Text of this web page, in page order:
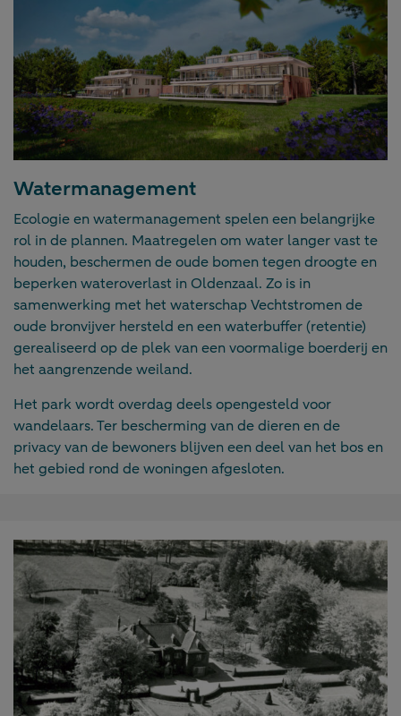
Watermanagement
Ecologie en watermanagement spelen een belangrijke
rol in de plannen. Maatregelen om water langer vast te
houden, beschermen de oude bomen tegen droogte en
beperken wateroverlast in Oldenzaal. Zo is in
samenwerking met het waterschap Vechtstromen de
oude bronvijver hersteld en een waterbuffer (retentie)
gerealiseerd op de plek van een voormalige boerderij en
het aangrenzende weiland.
Het park wordt overdag deels opengesteld voor
wandelaars. Ter bescherming van de dieren en de
privacy van de bewoners blijven een deel van het bos en
het gebied rond de woningen afgesloten.